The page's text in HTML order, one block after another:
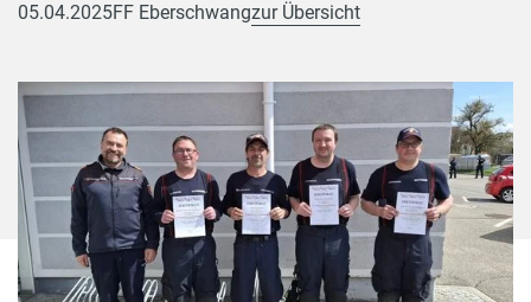
05.04.2025FF Eberschwangzur Übersicht